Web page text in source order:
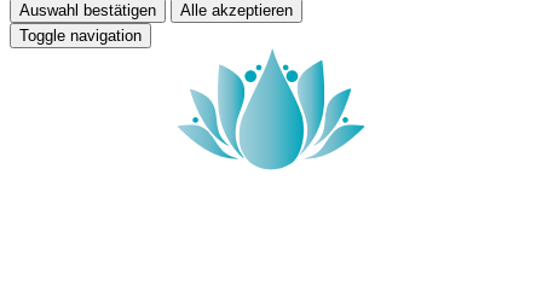
Auswahl bestätigen
Alle akzeptieren
Toggle navigation